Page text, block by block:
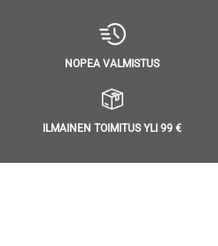
NOPEA VALMISTUS
ILMAINEN TOIMITUS YLI 99 €